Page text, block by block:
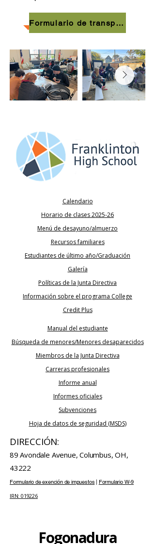
Formulario de transporte
Calendario
Horario de clases 2025-26
Menú de desayuno/almuerzo
Recursos familiares
Estudiantes de último año/Graduación
Galería
Políticas de la Junta Directiva
Información sobre el programa College
Credit Plus
Manual del estudiante
Búsqueda de menores/Menores desaparecidos
Miembros de la Junta Directiva
Carreras profesionales
Informe anual
Informes oficiales
Subvenciones
Hoja de datos de seguridad (MSDS)
DIRECCIÓN:
89 Avondale Avenue, Columbus, OH,
43222
Formulario de exención de impuestos Formulario W-9
IRN: 019226
Fogonadura